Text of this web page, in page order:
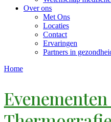
Over ons
Met Ons
Locaties
Contact
Ervaringen
Partners in
Home